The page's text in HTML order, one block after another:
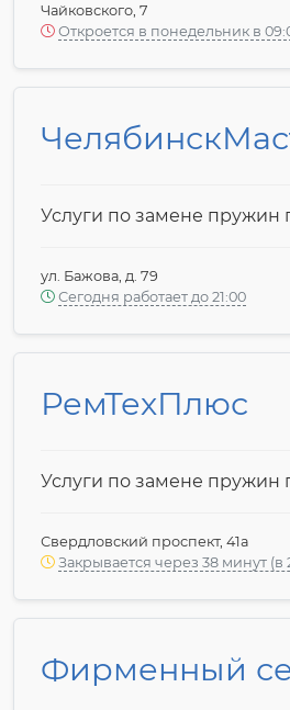
Чайковского, 7
Откроется в понедельник в
Услуги по замене
ул. Бажова, д. 79
Сегодня работает до 21:00
РемТехПлюс
Услуги по замене
Свердловский проспект, 41а
Закрывается через 38 минут (в
Фирменный